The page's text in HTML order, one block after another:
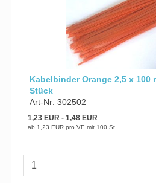
Kabelbinder Orange 2,5 x 100
Stück
Art-Nr: 302502
1,23 EUR- 1,48 EUR
ab 1,23 EUR pro VE mit 100 St.